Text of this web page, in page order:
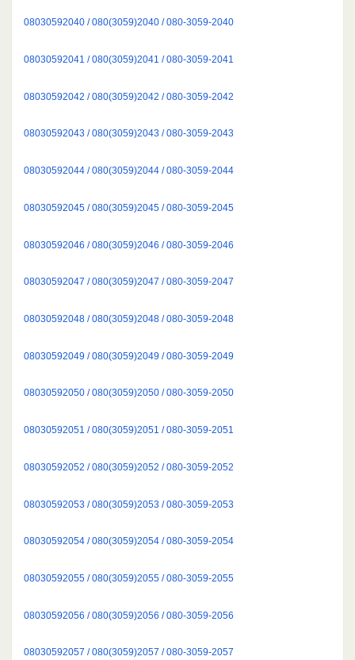
08030592040 / 080(3059)2040 / 080-3059-2040
08030592041 / 080(3059)2041 / 080-3059-2041
08030592042 / 080(3059)2042 / 080-3059-2042
08030592043 / 080(3059)2043 / 080-3059-2043
08030592044 / 080(3059)2044 / 080-3059-2044
08030592045 / 080(3059)2045 / 080-3059-2045
08030592046 / 080(3059)2046 / 080-3059-2046
08030592047 / 080(3059)2047 / 080-3059-2047
08030592048 / 080(3059)2048 / 080-3059-2048
08030592049 / 080(3059)2049 / 080-3059-2049
08030592050 / 080(3059)2050 / 080-3059-2050
08030592051 / 080(3059)2051 / 080-3059-2051
08030592052 / 080(3059)2052 / 080-3059-2052
08030592053 / 080(3059)2053 / 080-3059-2053
08030592054 / 080(3059)2054 / 080-3059-2054
08030592055 / 080(3059)2055 / 080-3059-2055
08030592056 / 080(3059)2056 / 080-3059-2056
08030592057 / 080(3059)2057 / 080-3059-2057